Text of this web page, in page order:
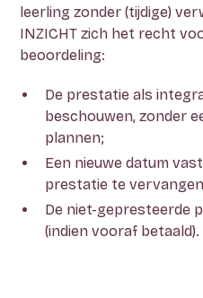
leerling zonder (tijdige)
INZICHT zich het recht
beoordeling:
De prestatie als
beschouwen, zonder
plannen;
Een nieuwe datum
prestatie te
De niet-gepresteerde
(indien vooraf betaald).